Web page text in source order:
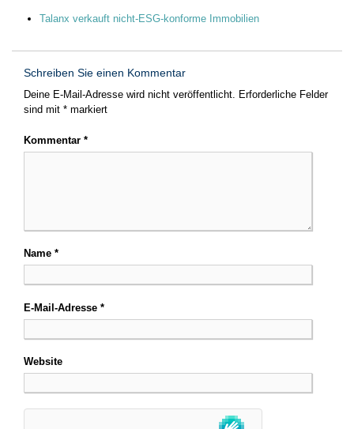
Talanx verkauft nicht-ESG-konforme Immobilien
Schreiben Sie einen Kommentar
Deine E-Mail-Adresse wird nicht veröffentlicht. Erforderliche Felder
sind mit * markiert
Kommentar *
Name *
E-Mail-Adresse *
Website